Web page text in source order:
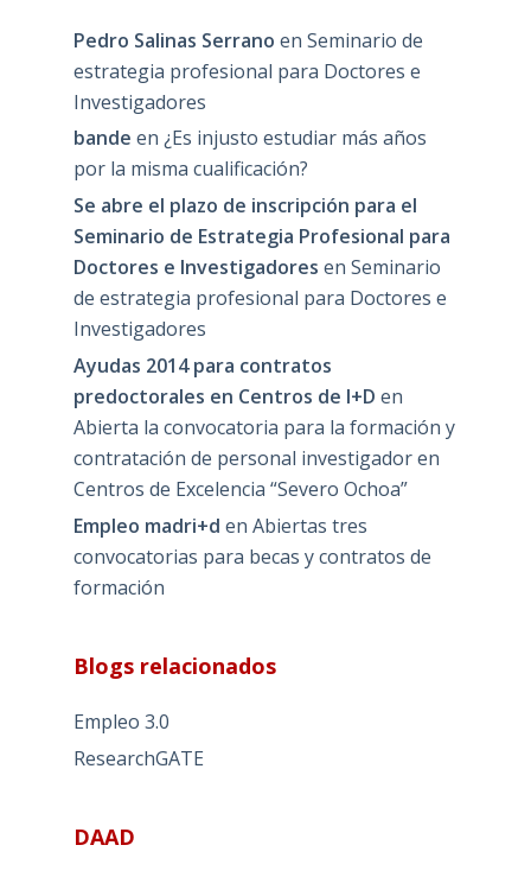
Pedro Salinas Serrano en Seminario de
estrategia profesional para Doctores e
Investigadores
bande en ¿Es injusto estudiar más años
por la misma cualificación?
Se abre el plazo de inscripción para el
Seminario de Estrategia Profesional para
Doctores e Investigadores en Seminario
de estrategia profesional para Doctores e
Investigadores
Ayudas 2014 para contratos
predoctorales en Centros de I+D en
Abierta la convocatoria para la formación y
contratación de personal investigador en
Centros de Excelencia “Severo Ochoa”
Empleo madri+d en Abiertas tres
convocatorias para becas y contratos de
formación
Blogs relacionados
Empleo 3.0
ResearchGATE
DAAD